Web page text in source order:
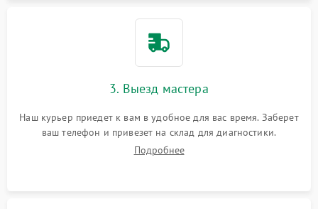
3. Выезд мастера
Наш курьер приедет к вам в удобное для вас время. Заберет
ваш телефон и привезет на склад для диагностики.
Подробнее